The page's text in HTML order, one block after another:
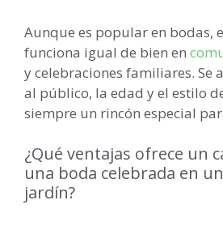
Aunque es popular en bodas,
funciona igual de bien en
y celebraciones familiares. Se
al público, la edad y el estilo
siempre un rincón especial
¿Qué ventajas ofrece un
una boda celebrada en
jardín?